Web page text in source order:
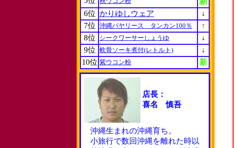
6位 かりゆしウェア
↓
7位 沖縄バヤリース タンカン100％
↑
8位
シークワーサーしょうゆ
↓
9位 軟骨ソーキ煮付(レトルト)
↓
10位 紫ウコン粉 新
店長：
喜名 慎吾
沖縄生まれの沖縄育ち。
小旅行で数回沖縄を離れた時以